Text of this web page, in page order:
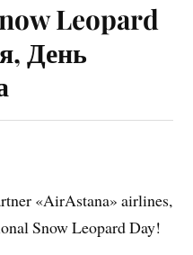
Leopard
День
«AirAstana» airlines,
Snow Leopard Day!